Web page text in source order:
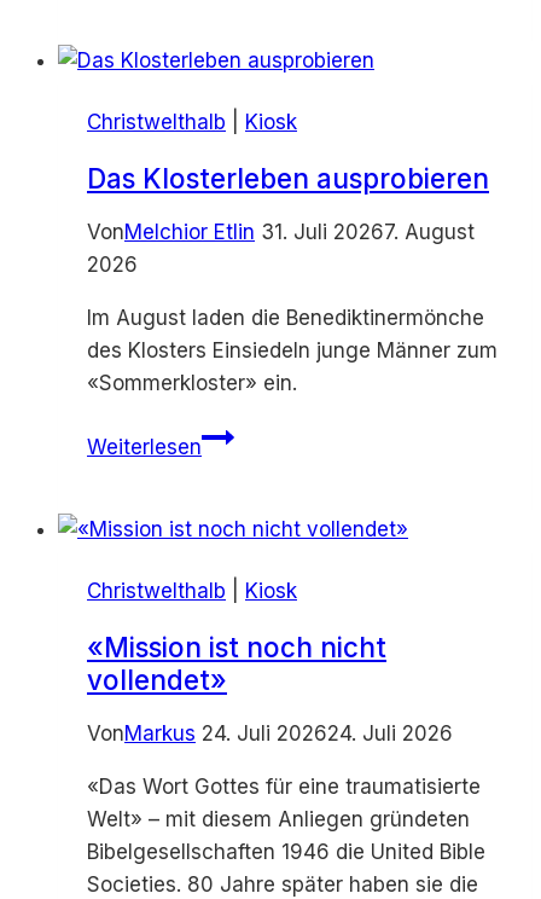
Wurzeln»
Christwelthalb Kiosk
Das Klosterleben ausprobieren
VonMelchior Etlin 31. Juli 20267. August
2026
Im August laden die Benediktinermönche
des Klosters Einsiedeln junge Männer zum
«Sommerkloster» ein.
WeiterlesenDas
Christwelthalb Kiosk
«Mission ist noch nicht
vollendet»
VonMarkus 24. Juli 202624. Juli 2026
«Das Wort Gottes für eine traumatisierte
Welt» – mit diesem Anliegen gründeten
Bibelgesellschaften 1946 die United Bible
Societies. 80 Jahre später haben sie die